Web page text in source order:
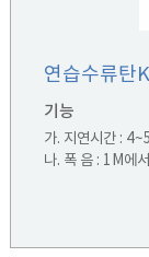
기능
가. 지연시간 :
나. 폭 음 : 1M에